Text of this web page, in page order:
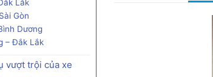
Lắk
Gòn
Dương
– Đắk Lắk
vượt trội của xe